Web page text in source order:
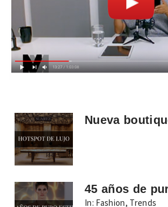
Nueva
45 años de
In: Fashion, Trends